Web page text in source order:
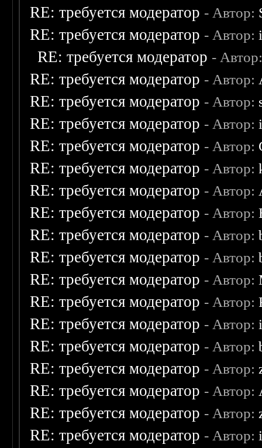
RE: требуется модератор - Автор:
RE: требуется модератор - Автор:
RE: требуется модератор -
RE: требуется модератор - Автор:
RE: требуется модератор - Автор:
RE: требуется модератор - Автор:
RE: требуется модератор - Автор:
RE: требуется модератор - Автор:
RE: требуется модератор - Автор:
RE: требуется модератор - Автор:
RE: требуется модератор - Автор:
RE: требуется модератор - Автор:
RE: требуется модератор - Автор:
RE: требуется модератор - Автор:
RE: требуется модератор - Автор:
RE: требуется модератор - Автор:
RE: требуется модератор - Автор:
RE: требуется модератор - Автор:
RE: требуется модератор - Автор:
RE: требуется модератор - Автор: